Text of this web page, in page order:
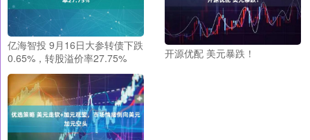
亿海智投 9月16日大参转债下跌
0.65%，转股溢价率27.75%
开源优配 美元暴跌！